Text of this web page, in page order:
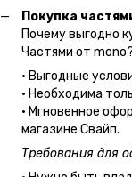
Покупка
Почему выгодно
Частями от mono?
• Выгодные
• Необходима
• Мгновенное
магазине Cвайп.
Требования для